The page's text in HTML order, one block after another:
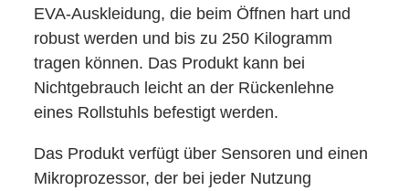
EVA-Auskleidung, die beim Öffnen hart und
robust werden und bis zu 250 Kilogramm
tragen können. Das Produkt kann bei
Nichtgebrauch leicht an der Rückenlehne
eines Rollstuhls befestigt werden.
Das Produkt verfügt über Sensoren und einen
Mikroprozessor, der bei jeder Nutzung